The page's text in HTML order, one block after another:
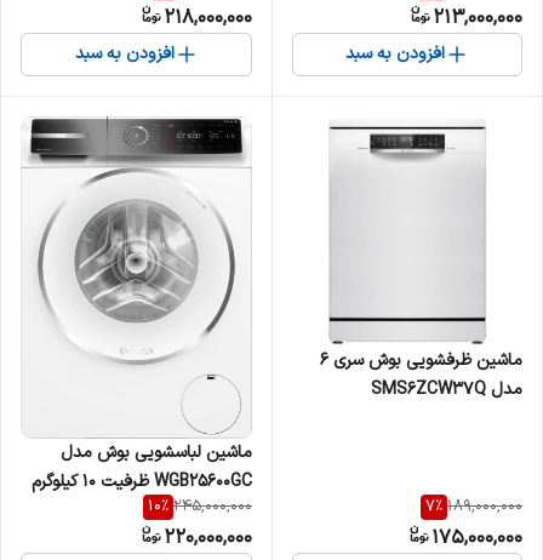
213,000,000
افزودن به سبد
218,000,000
افزودن به سبد
ماشین ظرفشویی بوش سری 6
مدل SMS6ZCW37Q
189,000,000
7%
175,000,000
ماشین لباسشویی بوش مدل
WGB25600GC ظرفیت ۱۰ کیلوگرم
با ۱۰ برنامه
245,000,000
10%
220,000,000